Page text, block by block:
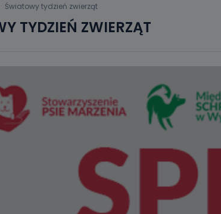
Światowy tydzień zwierząt
TYDZIEŃ ZWIERZĄT